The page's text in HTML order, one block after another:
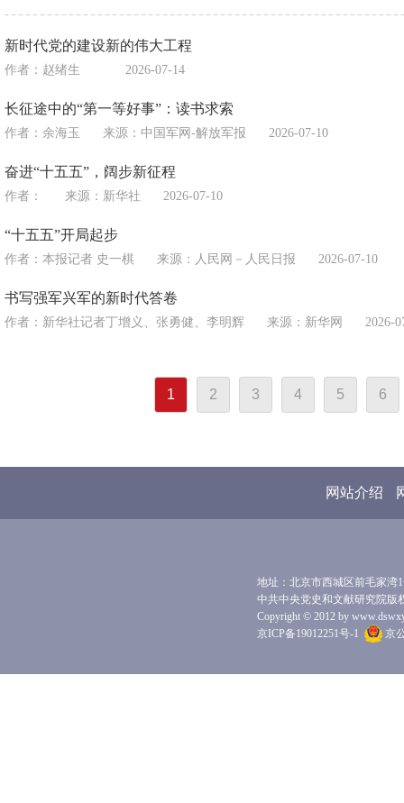
新时代党的建设新的伟大工程
作者：赵绪生 2026-07-14
长征途中的“第一等好事”：读书求索
作者：余海玉 来源： 中国军网-解放军报 2026-07-10
奋进“十五五”，阔步新征程
作者： 来源： 新华社 2026-07-10
“十五五”开局起步
作者：本报记者 史一棋 来源： 人民网－人民日报 2026-07-10
书写强军兴军的新时代答卷
作者：新华社记者丁增义、张勇健、李明辉 来源： 新华网 2026-
1 2 3 4 5 6
网站介绍
地址：北京市西城区前毛家湾
中共中央党史和文献研究院版
Copyright © 2012 by
京ICP备19012251号-1
京